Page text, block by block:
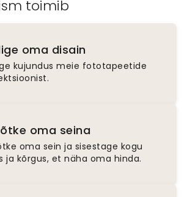
toimib
oma disain
kujundus meie fototapeetide
oma seina
oma sein ja sisestage kogu
ja kõrgus, et näha oma hinda.